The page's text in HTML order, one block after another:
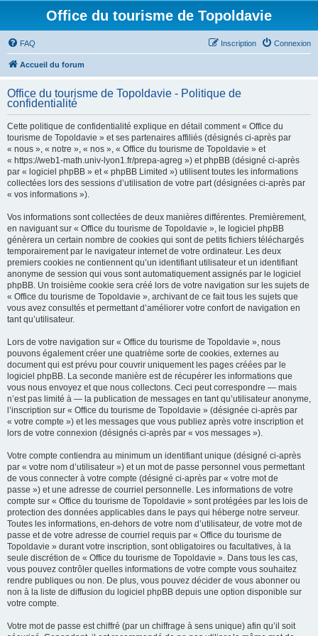
Office du tourisme de Topoldavie
FAQ Connexion
Inscription
Accueil du forum
Office du tourisme de Topoldavie - Politique de
confidentialité
Cette politique de confidentialité explique en détail comment « Office du
tourisme de Topoldavie » et ses partenaires affiliés (désignés ci-après par
« nous », « notre », « nos », « Office du tourisme de Topoldavie » et
« https://web1-math.univ-lyon1.fr/prepa-agreg ») et phpBB (désigné ci-après
par « logiciel phpBB » et « phpBB Limited ») utilisent toutes les informations
collectées lors des sessions d’utilisation de votre part (désignées ci-après par
« vos informations »).
Vos informations sont collectées de deux manières différentes. Premièrement,
en naviguant sur « Office du tourisme de Topoldavie », le logiciel phpBB
génèrera un certain nombre de cookies qui sont de petits fichiers téléchargés
temporairement par le navigateur internet de votre ordinateur. Les deux
premiers cookies ne contiennent qu’un identifiant utilisateur et un identifiant
anonyme de session qui vous sont automatiquement assignés par le logiciel
phpBB. Un troisième cookie sera créé lors de votre navigation sur les sujets de
« Office du tourisme de Topoldavie », archivant de ce fait tous les sujets que
vous avez consultés et permettant d’améliorer votre confort de navigation en
tant qu’utilisateur.
Lors de votre navigation sur « Office du tourisme de Topoldavie », nous
pouvons également créer une quatrième sorte de cookies, externes au
document qui est prévu pour couvrir uniquement les pages créées par le
logiciel phpBB. La seconde manière est de récupérer les informations que
vous nous envoyez et que nous collectons. Ceci peut correspondre — mais
n’est pas limité à — la publication de messages en tant qu’utilisateur anonyme,
l’inscription sur « Office du tourisme de Topoldavie » (désignée ci-après par
« votre compte ») et les messages que vous publiez après votre inscription et
lors de votre connexion (désignés ci-après par « vos messages »).
Votre compte contiendra au minimum un identifiant unique (désigné ci-après
par « votre nom d’utilisateur ») et un mot de passe personnel vous permettant
de vous connecter à votre compte (désigné ci-après par « votre mot de
passe ») et une adresse de courriel personnelle. Les informations de votre
compte sur « Office du tourisme de Topoldavie » sont protégées par les lois de
protection des données applicables dans le pays qui héberge notre serveur.
Toutes les informations, en-dehors de votre nom d’utilisateur, de votre mot de
passe et de votre adresse de courriel requis par « Office du tourisme de
Topoldavie » durant votre inscription, sont obligatoires ou facultatives, à la
seule discrétion de « Office du tourisme de Topoldavie ». Dans tous les cas,
vous pouvez contrôler quelles informations de votre compte vous souhaitez
rendre publiques ou non. De plus, vous pouvez décider de vous abonner ou
non à la liste de diffusion du logiciel phpBB depuis une option disponible sur
votre compte.
Votre mot de passe est chiffré (par un chiffrage à sens unique) afin qu’il soit